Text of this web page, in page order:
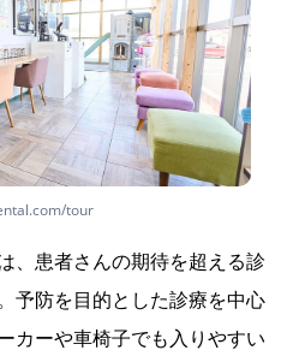
tour
、患者さんの期待を超える診
予防を目的とした診療を中心
カーや車椅子でも入りやすい